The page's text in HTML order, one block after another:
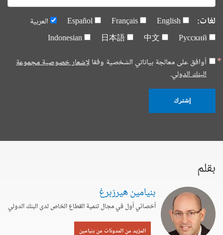
لغات: English
Français
Español
العربية
Русский
中文
日本語
Indonesian
أوافق على معالجة بياناتي الشخصية وفقالإشعار خصوصية مجموعة
البنك الدولي.
إشترك
بقلم
بنيامين هيرزبرغ
أخصائي أول في مجال تنمية القطاع الخاص لدى البنك الدولي
المزيد من المدونات من بنيامين